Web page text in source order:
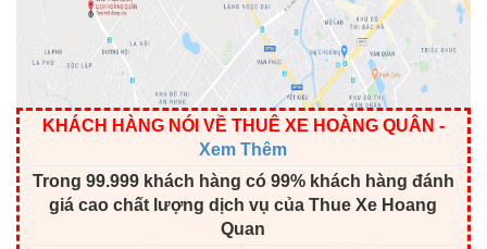
KHÁCH HÀNG NÓI VỀ THUÊ XE HOÀNG QUÂN -
Xem Thêm
Trong 99.999 khách hàng có 99% khách hàng đánh
giá cao chất lượng dịch vụ của Thue Xe Hoang
Quan